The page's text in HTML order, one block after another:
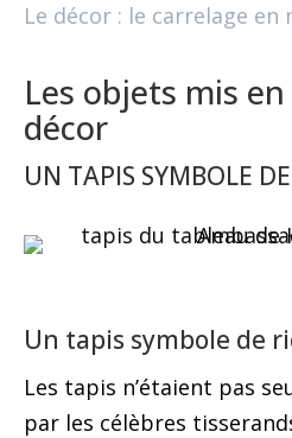
Le décor : le carrelage en
Les objets mis
décor
UN TAPIS SYMBOLE
Un tapis symbole de
Les tapis n’étaient pas
par les célèbres